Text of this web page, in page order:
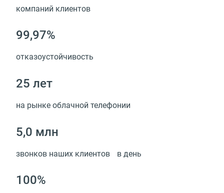
компаний клиентов
99,97%
отказоустойчивость
25 лет
на рынке облачной телефонии
5,0 млн
звонков наших клиентов в день
100%